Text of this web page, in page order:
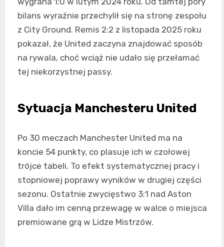
bilans wyraźnie przechylił się na stronę zespołu
z City Ground. Remis 2:2 z listopada 2025 roku
pokazał, że United zaczyna znajdować sposób
na rywala, choć wciąż nie udało się przełamać
tej niekorzystnej passy.
Sytuacja Manchesteru United
Po 30 meczach Manchester United ma na
koncie 54 punkty, co plasuje ich w czołowej
trójce tabeli. To efekt systematycznej pracy i
stopniowej poprawy wyników w drugiej części
sezonu. Ostatnie zwycięstwo 3:1 nad Aston
Villa dało im cenną przewagę w walce o miejsca
premiowane grą w Lidze Mistrzów.